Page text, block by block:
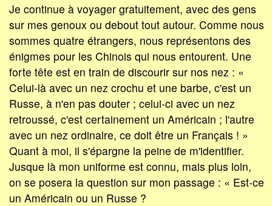
Je continue à voyager gratuitement, avec des gens
sur mes genoux ou debout tout autour. Comme nous
sommes quatre étrangers, nous représentons des
énigmes pour les Chinois qui nous entourent. Une
forte tête est en train de discourir sur nos nez : «
Celui-là avec un nez crochu et une barbe, c'est un
Russe, à n'en pas douter ; celui-ci avec un nez
retroussé, c'est certainement un Américain ; l'autre
avec un nez ordinaire, ce doit être un Français ! »
Quant à moi, il s'épargne la peine de m'identifier.
Jusque là mon uniforme est connu, mais plus loin,
on se posera la question sur mon passage : « Est-ce
un Américain ou un Russe ?